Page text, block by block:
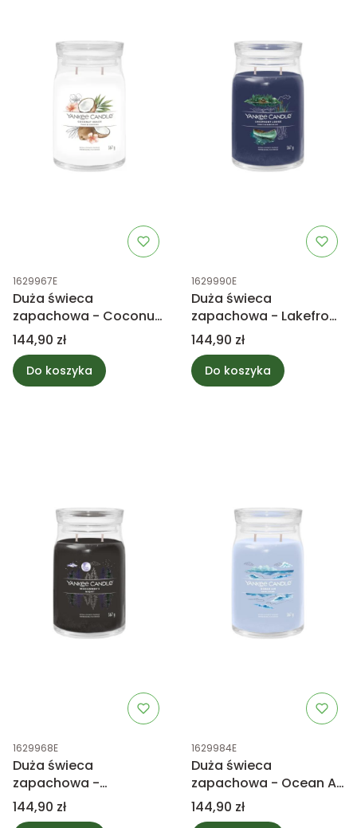
Kod produktu
1629967E
Duża świeca
zapachowa - Coconut
Beach - Yankee Candle
Cena
144,90 zł
Do koszyka
Kod produktu
1629990E
Duża świeca
zapachowa - Lakefront
Lodge - Yankee Candle
Cena
144,90 zł
Do koszyka
Kod produktu
1629968E
Duża świeca
zapachowa -
Midsummer's Night -
Yankee Candle
Cena
144,90 zł
Kod produktu
1629984E
Duża świeca
zapachowa - Ocean Air
- Yankee Candle
Cena
144,90 zł